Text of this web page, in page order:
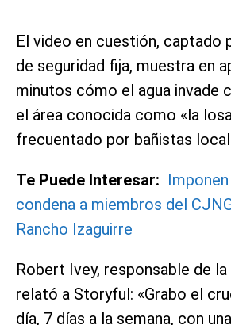
El video en cuestión, captado
de seguridad fija, muestra en
minutos cómo el agua invade
el área conocida como «la
frecuentado por bañistas
Te Puede Interesar:
condena a miembros del
Rancho Izaguirre
Robert Ivey, responsable de la
relató a Storyful: «Grabo el
día, 7 días a la semana, con